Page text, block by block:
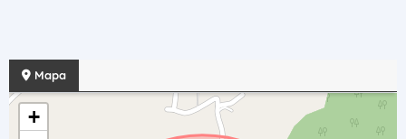
Mapa
+